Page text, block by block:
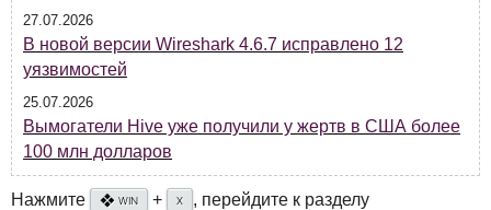
27.07.2026
В новой версии Wireshark 4.6.7 исправлено 12
уязвимостей
25.07.2026
Вымогатели Hive уже получили у жертв в США более
100 млн долларов
Нажмите ❖ WIN + X
, перейдите к разделу